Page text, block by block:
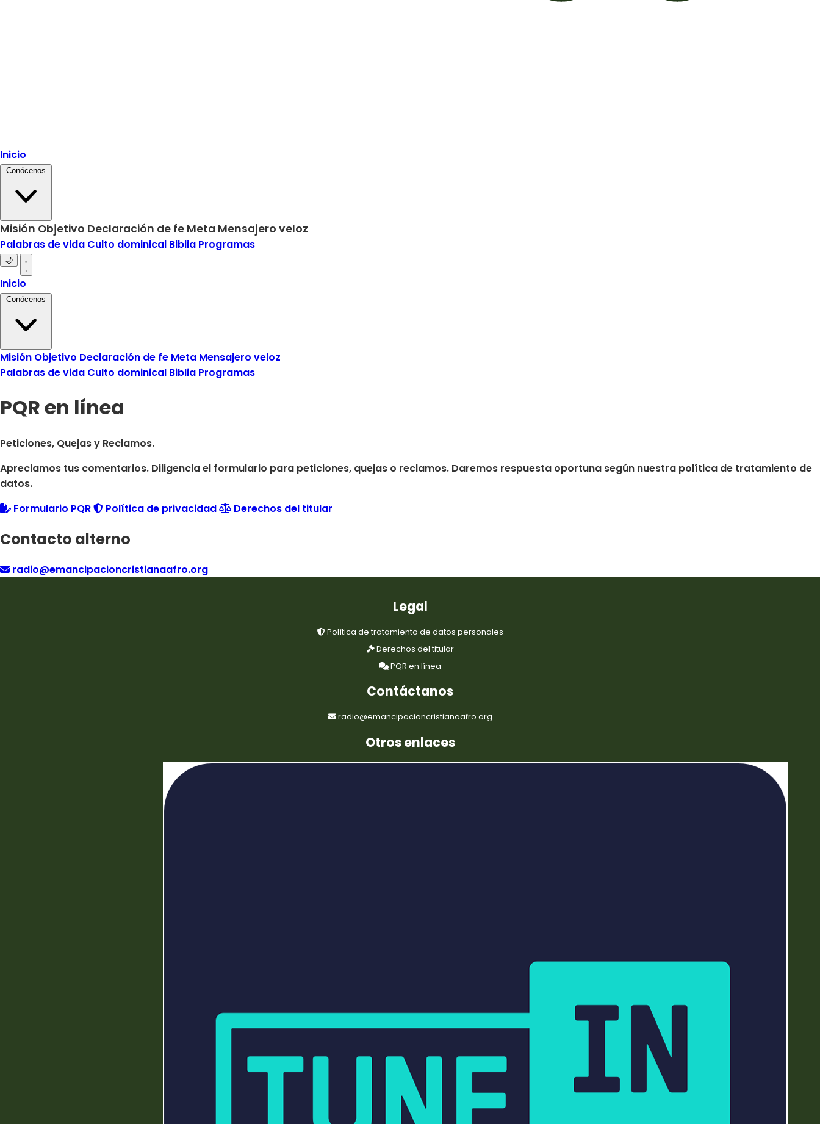
Inicio
Conócenos
Misión Objetivo Declaración de fe Meta Mensajero veloz
Palabras de vida Culto dominical Biblia Programas
🌙
Inicio
Conócenos
Misión Objetivo Declaración de fe Meta Mensajero veloz
Palabras de vida Culto dominical Biblia Programas
PQR en línea
Peticiones, Quejas y Reclamos.
Apreciamos tus comentarios. Diligencia el formulario para peticiones, quejas o reclamos. Daremos respuesta oportuna según nuestra política de tratamiento de
datos.
Formulario PQR
Política de privacidad Derechos del titular
Contacto alterno
radio@emancipacioncristianaafro.org
Legal
Política de tratamiento de datos personales
Derechos del titular
PQR en línea
Contáctanos
radio@emancipacioncristianaafro.org
Otros enlaces